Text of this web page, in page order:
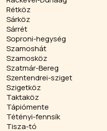
Rétköz
Sárköz
Sárrét
Soproni-hegység
Szamoshát
Szamosköz
Szatmár-Bereg
Szentendrei-sziget
Szigetköz
Taktaköz
Tápiómente
Tétényi-fennsík
Tisza-tó